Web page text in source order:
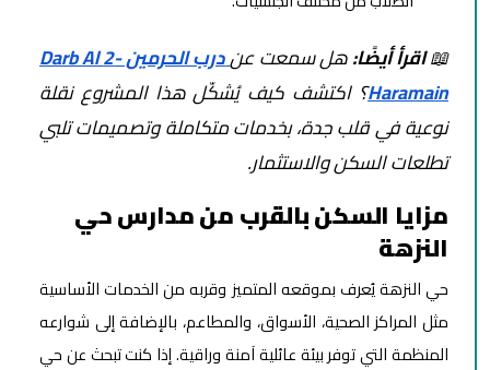
📖اقرأ أيضًا:هل سمعت عن
درب الحرمين -2 Darb Al
Haramain؟ اكتشف كيف يُشكّل هذا المشروع نقلة
نوعية في قلب جدة، بخدمات متكاملة وتصميمات تلبي
تطلعات السكن والاستثمار.
مزايا السكن بالقرب من مدارس حي
النزهة
حي النزهة يُعرف بموقعه المتميز وقربه من الخدمات الأساسية
مثل المراكز الصحية، الأسواق، والمطاعم، بالإضافة إلى شوارعه
المنظمة التي توفر بيئة عائلية آمنة وراقية. إذا كنت تبحث عن حي